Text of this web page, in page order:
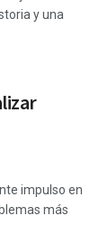
y una
impulso en
más